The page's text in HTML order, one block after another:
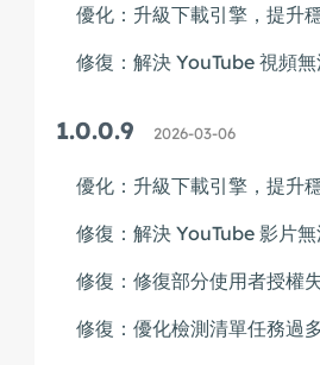
優化：升級下載引擎，提升
修復：解決 YouTube 視頻無
1.0.0.9 2026-03-06
優化：升級下載引擎，提升
修復：解決 YouTube 影片
修復：修復部分使用者授權
修復：優化檢測清單任務過